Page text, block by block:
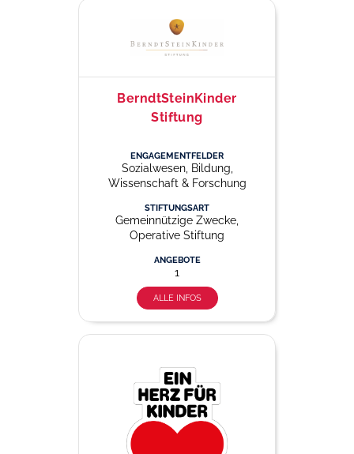
BerndtSteinKinder
Stiftung
ENGAGEMENTFELDER
Sozialwesen, Bildung,
Wissenschaft & Forschung
STIFTUNGSART
Gemeinnützige Zwecke,
Operative Stiftung
ANGEBOTE
1
ALLE INFOS